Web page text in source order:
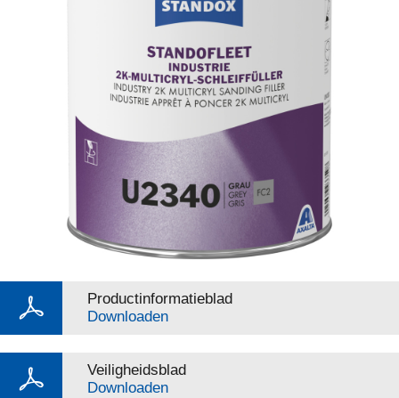
Productinformatieblad
Downloaden
Veiligheidsblad
Downloaden